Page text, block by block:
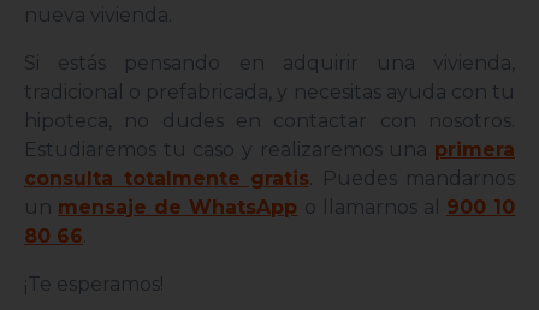
nueva vivienda.
Si estás pensando en adquirir una vivienda,
tradicional o prefabricada, y necesitas ayuda con tu
hipoteca, no dudes en contactar con nosotros.
Estudiaremos tu caso y realizaremos una primera
consulta totalmente gratis . Puedes mandarnos
un mensaje de WhatsApp o llamarnos al 900 10
80 66
¡Te esperamos!